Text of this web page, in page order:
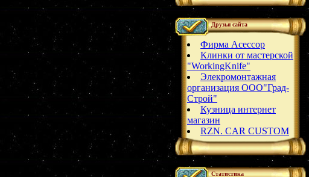
Друзья сайта
Фирма Асессор
Клинки от мастерской
"WorkingKnife"
Элекромонтажная
организация ООО"Град-
Строй"
Кузница интернет
магазин
RZN. CAR CUSTOM
Статистика